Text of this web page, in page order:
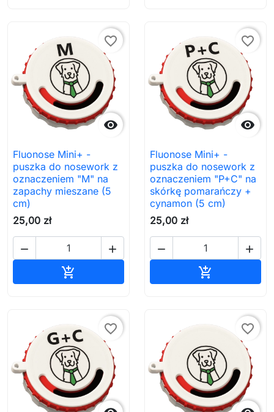

favorite_border
Fluonose Mini+ -
puszka do nosework z
oznaczeniem "M" na
zapachy mieszane (5
cm)
25,00 zł
 


favorite_border
Fluonose Mini+ -
puszka do nosework z
oznaczeniem "P+C" na
skórkę pomarańczy +
cynamon (5 cm)
25,00 zł
 

favorite_border favorite_border